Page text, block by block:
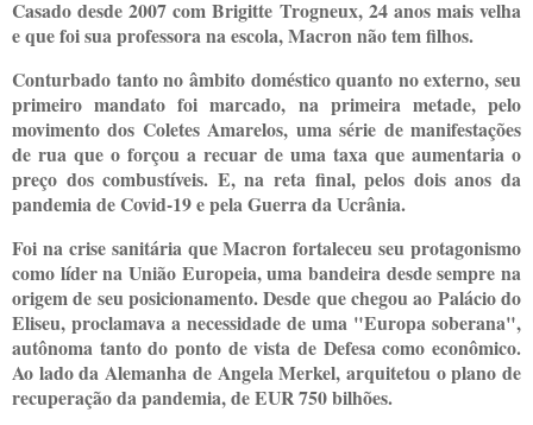
Casado desde 2007 com Brigitte Trogneux, 24 anos mais velha
e que foi sua professora na escola, Macron não tem filhos.
Conturbado tanto no âmbito doméstico quanto no externo, seu
primeiro mandato foi marcado, na primeira metade, pelo
movimento dos Coletes Amarelos, uma série de manifestações
de rua que o forçou a recuar de uma taxa que aumentaria o
preço dos combustíveis. E, na reta final, pelos dois anos da
pandemia de Covid-19 e pela Guerra da Ucrânia.
Foi na crise sanitária que Macron fortaleceu seu protagonismo
como líder na União Europeia, uma bandeira desde sempre na
origem de seu posicionamento. Desde que chegou ao Palácio do
Eliseu, proclamava a necessidade de uma "Europa soberana",
autônoma tanto do ponto de vista de Defesa como econômico.
Ao lado da Alemanha de Angela Merkel, arquitetou o plano de
recuperação da pandemia, de EUR 750 bilhões.